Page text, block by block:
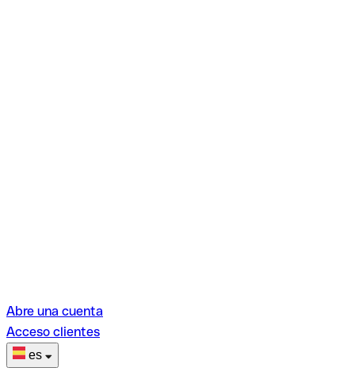
Abre una cuenta
Acceso clientes
es